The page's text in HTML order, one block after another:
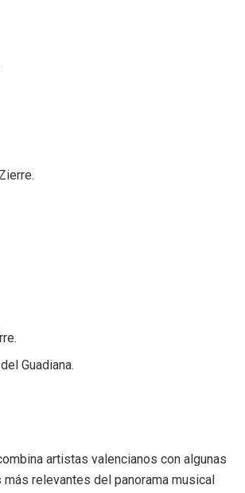
Guadiana.
artistas valencianos con algunas
relevantes del panorama musical